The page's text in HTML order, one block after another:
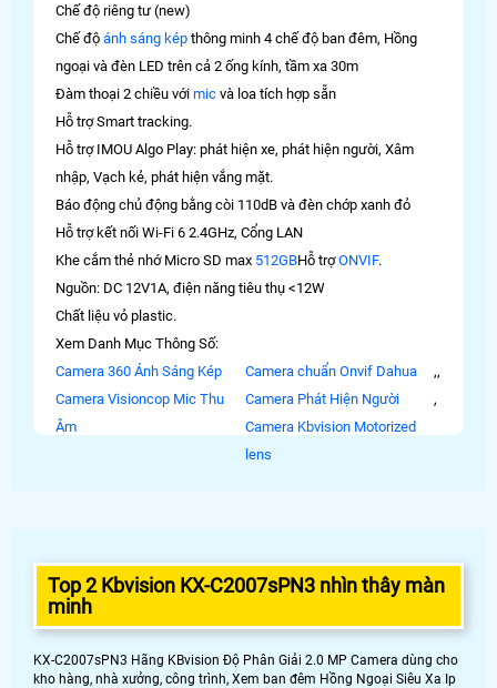
Chế độ riêng tư (new)
Chế độ ánh sáng kép thông minh 4 chế độ ban đêm, Hồng
ngoại và đèn LED trên cả 2 ống kính, tầm xa 30m
Đàm thoại 2 chiều với mic và loa tích hợp sẵn
Hỗ trợ Smart tracking.
Hỗ trợ IMOU Algo Play: phát hiện xe, phát hiện người, Xâm
nhập, Vạch kẻ, phát hiện vắng mặt.
Báo động chủ động bằng còi 110dB và đèn chớp xanh đỏ
Hỗ trợ kết nối Wi-Fi 6 2.4GHz, Cổng LAN
Khe cắm thẻ nhớ Micro SD max 512GBHỗ trợONVIF.
Nguồn: DC 12V1A, điện năng tiêu thụ <12W
Chất liệu vỏ plastic.
Xem Danh Mục Thông Số:
Camera 360 Ánh Sáng Kép
,
Camera chuẩn Onvif Dahua
,
Camera Visioncop Mic Thu
Âm
,
Camera Phát Hiện Người
Camera Kbvision Motorized
lens
Top 2 Kbvision KX-C2007sPN3 nhìn thây màn
minh
KX-C2007sPN3 Hãng KBvision Độ Phân Giải 2.0 MP Camera dùng cho
kho hàng, nhà xưởng, công trình, Xem ban đêm Hồng Ngoại Siêu Xa Ip